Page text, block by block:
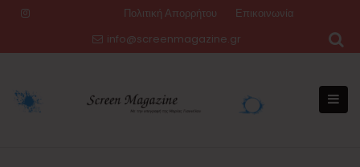
Πολιτική Απορρήτου
Επικοινωνία
info@screenmagazine.gr